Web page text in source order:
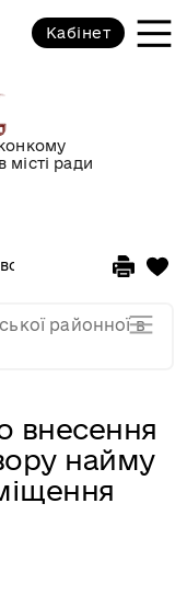
місті ради
Кабінет
районної в
внесення
найму
районної в